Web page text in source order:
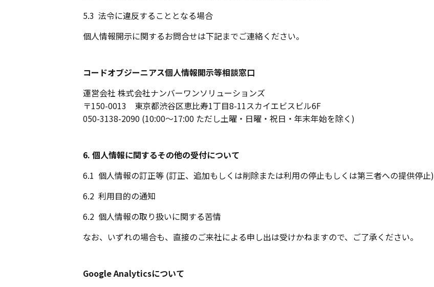
5.3 法令に違反することとなる場合
個人情報開示に関するお問合せは下記までご連絡ください。
コードオブジーニアス個人情報開示等相談窓口
運営会社 株式会社ナンバーワンソリューションズ
〒150-0013 東京都渋谷区恵比寿1丁目8-11スカイエビスビル6F
050-3138-2090 (10:00～17:00 ただし土曜・日曜・祝日・年末年始を除く)
6. 個人情報に関するその他の受付について
6.1 個人情報の訂正等 (訂正、追加もしくは削除または利用の停止もしくは第三者への提供停止)
6.2 利用目的の通知
6.2 個人情報の取り扱いに関する苦情
なお、いずれの場合も、直接のご来社による申し出は受けかねますので、ご了承ください。
Google Analyticsについて